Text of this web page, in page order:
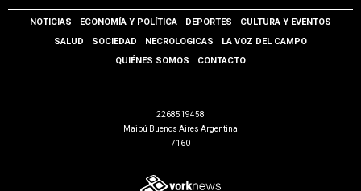
NOTICIAS ECONOMÍA Y POLÍTICA DEPORTES
CULTURA Y EVENTOS
SALUD
SOCIEDAD NECROLOGICAS
LA VOZ DEL CAMPO
QUIÉNES SOMOS
CONTACTO
2268519458
Maipú Buenos Aires Argentina
7160